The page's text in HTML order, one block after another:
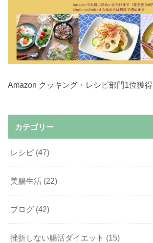
Amazon クッキング・レシピ部門1位獲得
カテゴリー
レシピ (47)
美腸生活 (22)
ブログ (42)
挫折しない腸活ダイエット (15)